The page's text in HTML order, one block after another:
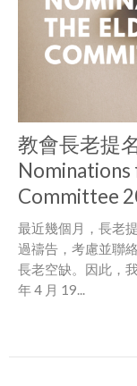
教會長老提
Committee
最近幾個月，長老
過禱告，考慮並聯
長老空缺。因此，
年 4 月 19...